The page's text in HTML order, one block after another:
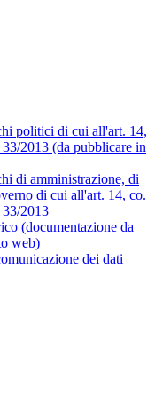
politici di cui all'art. 14,
2013 (da pubblicare in
di amministrazione, di
di cui all'art. 14, co.
2013
(documentazione da
web)
dei dati